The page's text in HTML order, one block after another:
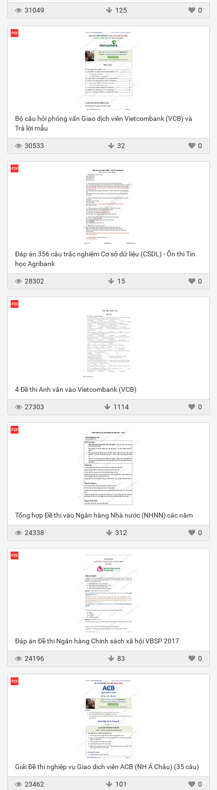
31049 125 0
Bộ câu hỏi phỏng vấn Giao dịch viên Vietcombank (VCB) và
Trả lời mẫu
30533 32 0
Đáp án 356 câu trắc nghiệm Cơ sở dữ liệu (CSDL) - Ôn thi Tin
học Agribank
28302 15 0
4 Đề thi Anh văn vào Vietcombank (VCB)
27303 1114 0
Tổng hợp Đề thi vào Ngân hàng Nhà nước (NHNN) các năm
24338 312 0
Đáp án Đề thi Ngân hàng Chính sách xã hội VBSP 2017
24196 83 0
Giải Đề thi nghiệp vụ Giao dịch viên ACB (NH Á Châu) (35 câu)
23462 101 0